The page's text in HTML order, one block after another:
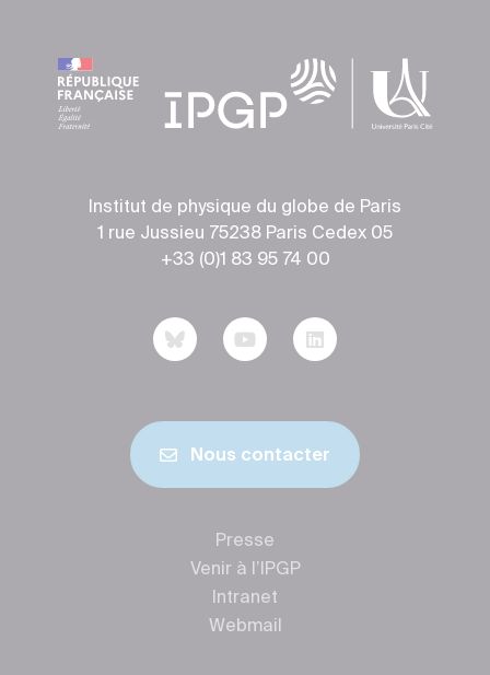
Institut de physique du globe de Paris
1 rue Jussieu 75238 Paris Cedex 05
+33 (0)1 83 95 74 00
Nous contacter
Presse
Venir à l’IPGP
Intranet
Webmail